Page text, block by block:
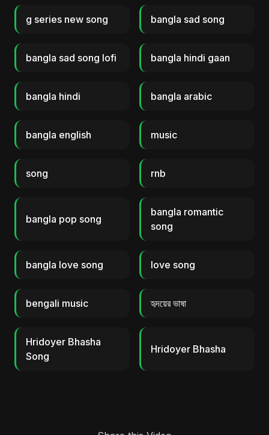
g series new song bangla sad song
bangla sad song lofi bangla hindi gaan
bangla hindi bangla arabic
bangla english music
song rnb
bangla pop song
bangla romantic
song
bangla love song love song
bengali music হৃদয়ের ভাষা
Hridoyer Bhasha
Song
Hridoyer Bhasha